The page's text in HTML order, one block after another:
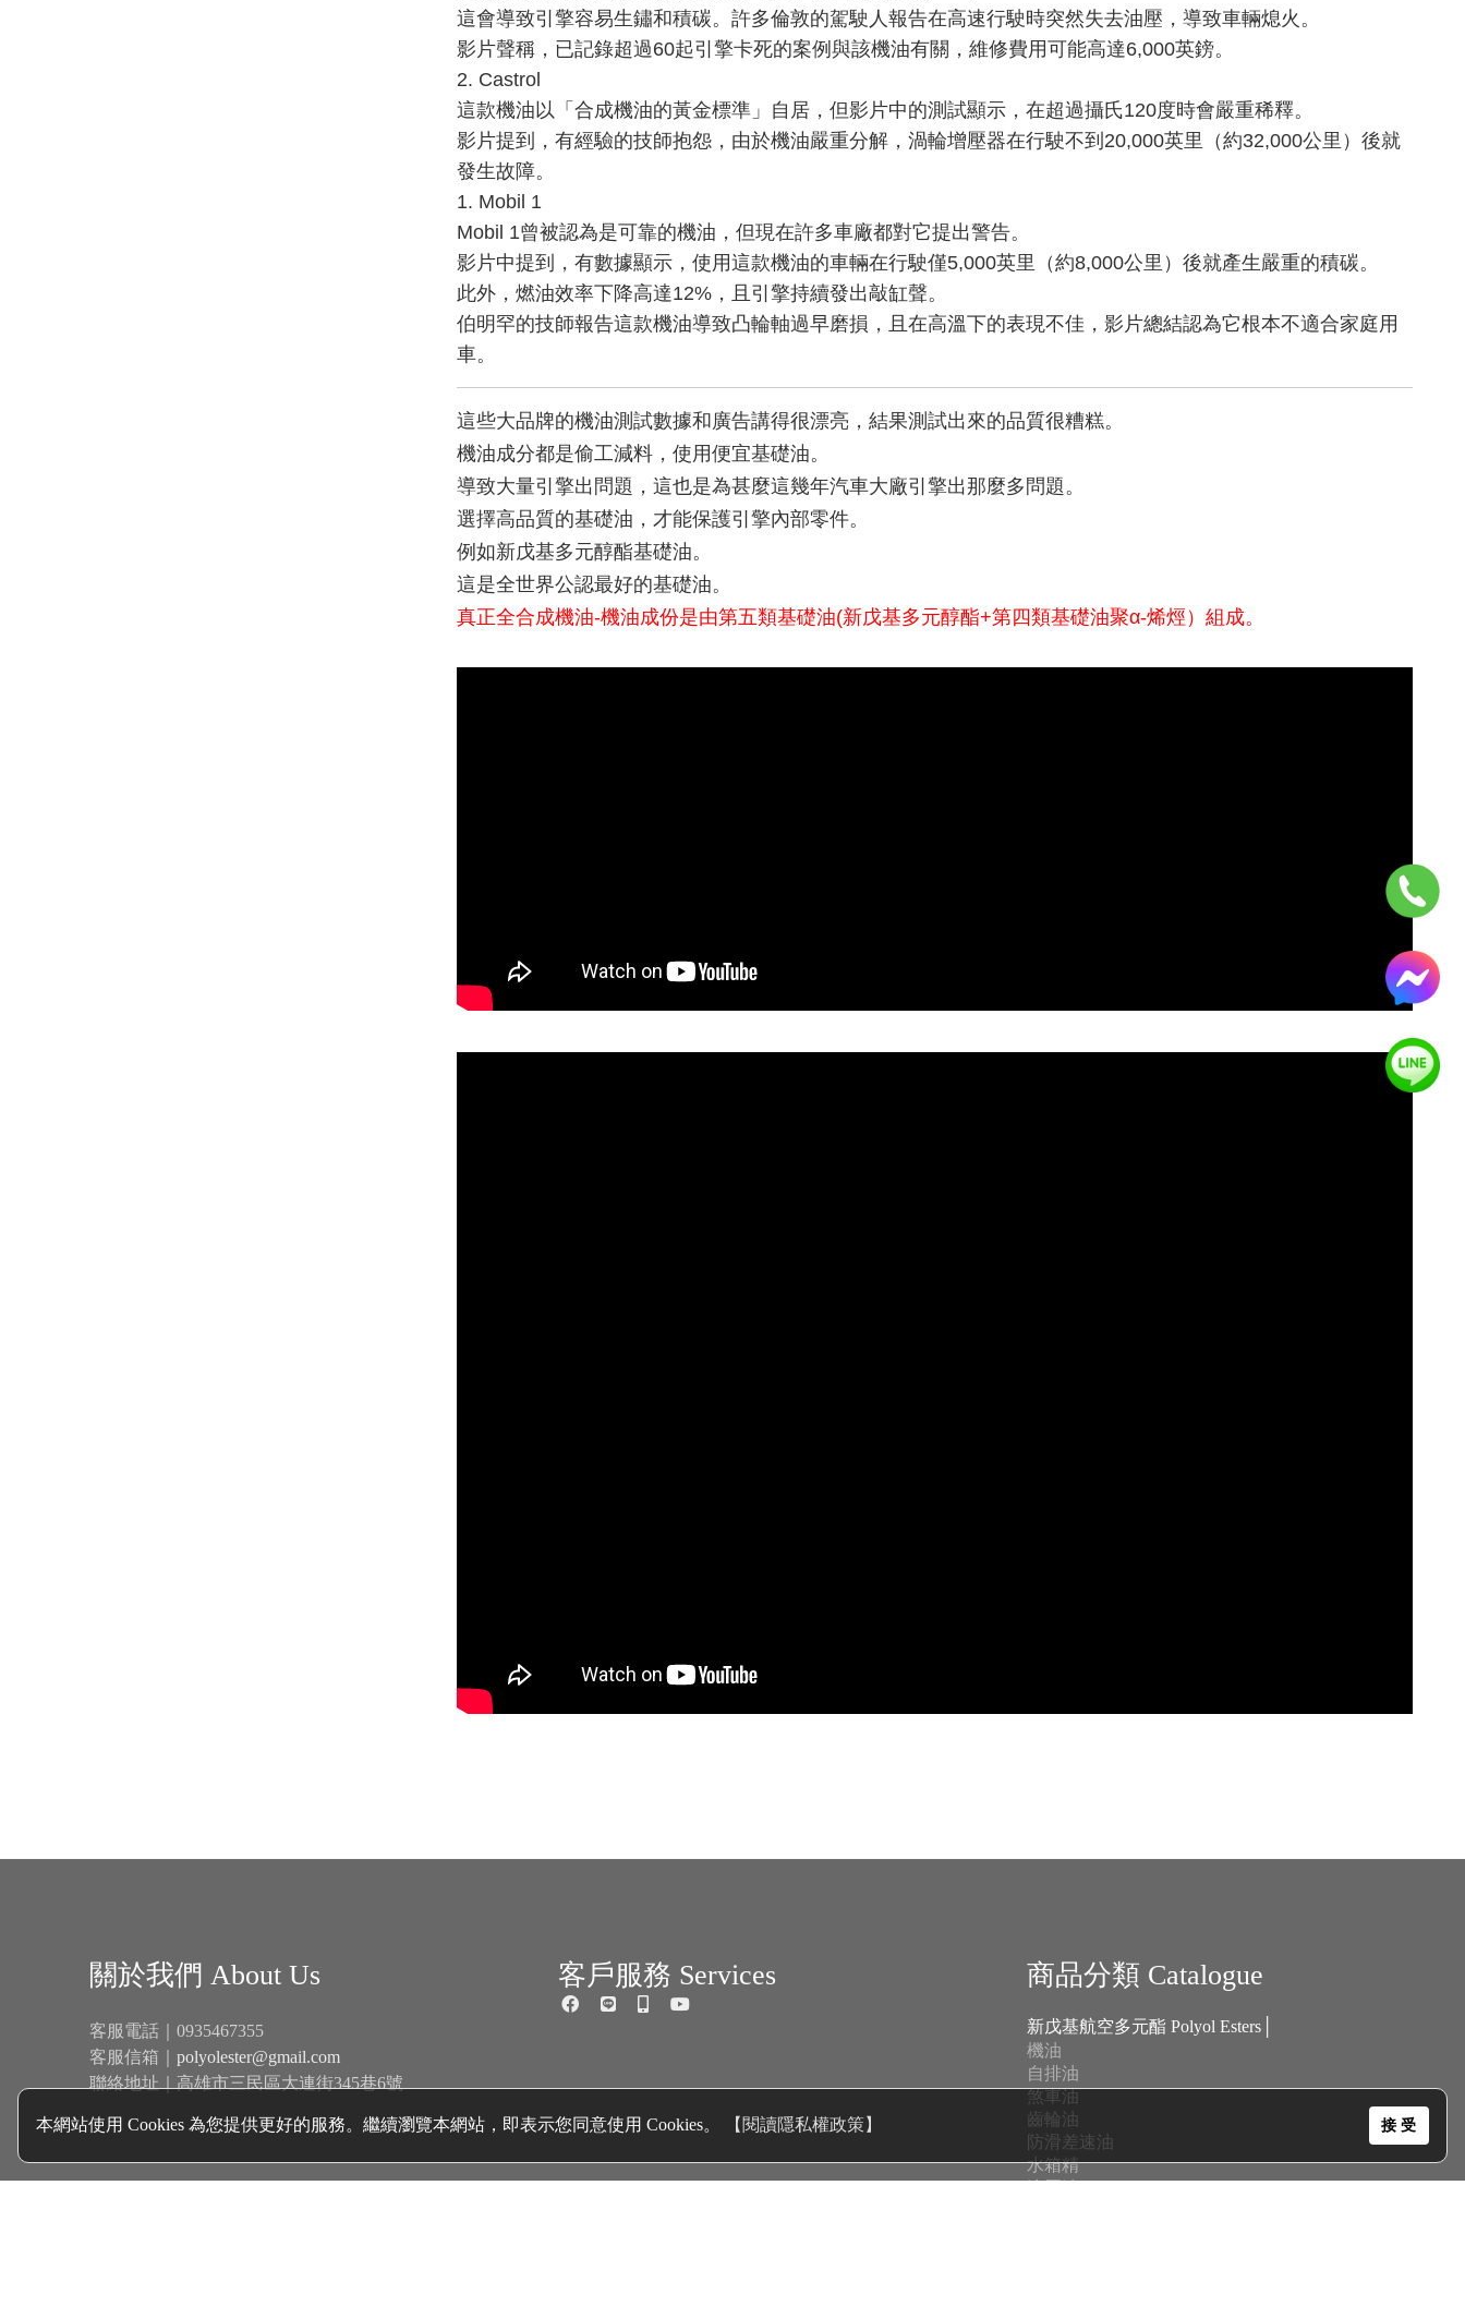
本網站使用 Cookies 為您提供更好的服務。繼續瀏覽本網站，即表示您同意使用 Cookies。 【閱讀隱私權政策】 接 受
這會導致引擎容易生鏽和積碳。許多倫敦的駕駛人報告在高速行駛時突然失去油壓，導致車輛熄火。
影片聲稱，已記錄超過60起引擎卡死的案例與該機油有關，維修費用可能高達6,000英鎊。
​2. Castrol
這款機油以「合成機油的黃金標準」自居，但影片中的測試顯示，在超過攝氏120度時會嚴重稀釋。
影片提到，有經驗的技師抱怨，由於機油嚴重分解，渦輪增壓器在行駛不到20,000英里（約32,000公里）後就
發生故障。
1. Mobil 1
Mobil 1曾被認為是可靠的機油，但現在許多車廠都對它提出警告。
影片中提到，有數據顯示，使用這款機油的車輛在行駛僅5,000英里（約8,000公里）後就產生嚴重的積碳。
此外，燃油效率下降高達12%，且引擎持續發出敲缸聲。
伯明罕的技師報告這款機油導致凸輪軸過早磨損，且在高溫下的表現不佳，影片總結認為它根本不適合家庭用
車。
這些大品牌的機油測試數據和廣告講得很漂亮，結果測試出來的品質很糟糕。
機油成分都是偷工減料，使用便宜基礎油。
導致大量引擎出問題，這也是為甚麼這幾年汽車大廠引擎出那麼多問題。
選擇高品質的基礎油，才能保護引擎內部零件。
例如新戊基多元醇酯基礎油。
這是全世界公認最好的基礎油。
真正全合成機油-機油成份是由第五類基礎油(新戊基多元醇酯+第四類基礎油聚α-烯烴）組成。
關於我們 About Us
客服電話｜0935467355
客服信箱｜polyolester@gmail.com
聯絡地址｜高雄市三民區大連街345巷6號
客戶服務 Services 商品分類 Catalogue
新戊基航空多元酯 Polyol Esters│
機油
自排油
煞車油
齒輪油
防滑差速油
水箱精